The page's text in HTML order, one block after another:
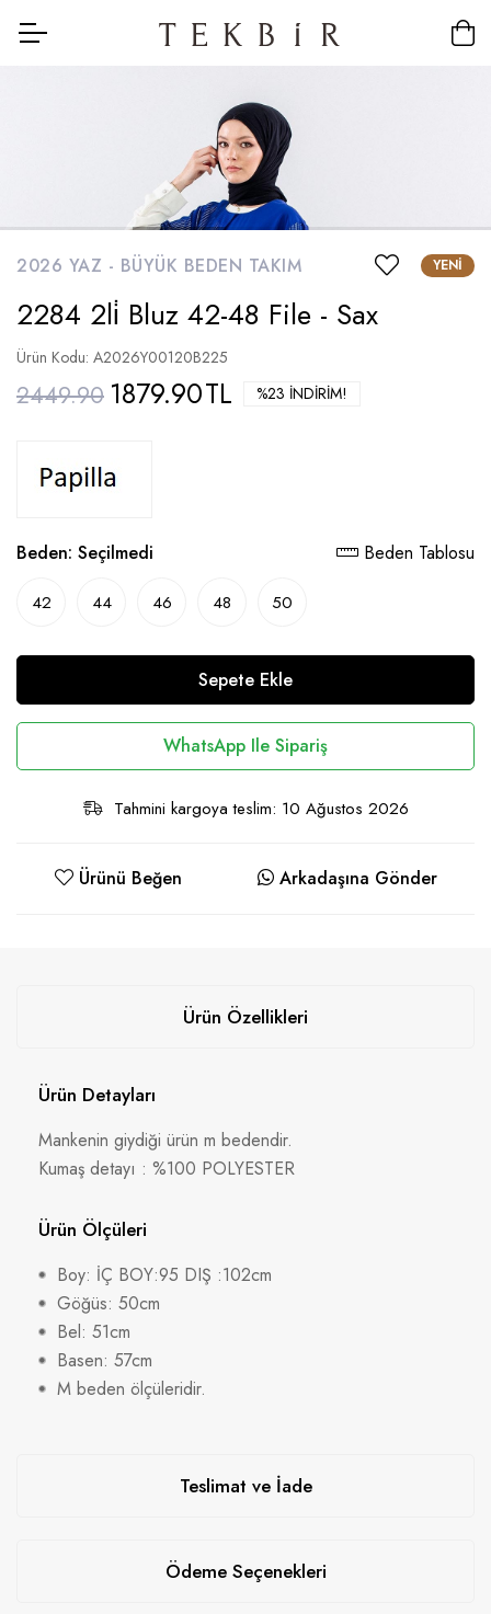
2026 YAZ - BÜYÜK BEDEN TAKIM YENI
2284 2li̇ Bluz 42-48 File - Sax
Ürün Kodu: A2026Y00120B225
2449.90 1879.90TL %23 İNDIRIM!
Beden: Seçilmedi Beden Tablosu
42 44 46 48 50
Sepete Ekle
WhatsApp Ile Sipariş
Tahmini kargoya teslim: 10 Ağustos 2026
Ürünü Beğen Arkadaşına Gönder
Ürün Özellikleri
Ürün Detayları
Mankenin giydiği ürün m bedendir.
Kumaş detayı : %100 POLYESTER
Ürün Ölçüleri
Boy: İÇ BOY:95 DIŞ :102cm
Göğüs: 50cm
Bel: 51cm
Basen: 57cm
M beden ölçüleridir.
Teslimat ve İade
Ödeme Seçenekleri